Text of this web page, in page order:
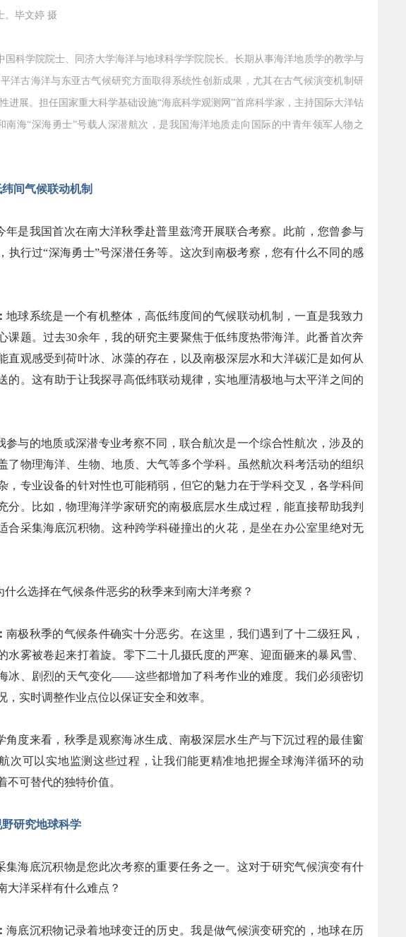
毕文婷 摄
科学院院士、同济大学海洋与地球科学学院院长。长期从事海洋地质学的教学与
洋古海洋与东亚古气候研究方面取得系统性创新成果，尤其在古气候演变机制研
进展。担任国家重大科学基础设施“海底科学观测网”首席科学家，主持国际大洋钻
南海“深海勇士”号载人深潜航次，是我国海洋地质走向国际的中青年领军人物之
间气候联动机制
年是我国首次在南大洋秋季赴普里兹湾开展联合考察。此前，您曾参与
执行过“深海勇士”号深潜任务等。这次到南极考察，您有什么不同的感
地球系统是一个有机整体，高低纬度间的气候联动机制，一直是我致力
课题。过去30余年，我的研究主要聚焦于低纬度热带海洋。此番首次奔
直观感受到荷叶冰、冰藻的存在，以及南极深层水和大洋碳汇是如何从
的。这有助于让我探寻高低纬联动规律，实地厘清极地与太平洋之间的
参与的地质或深潜专业考察不同，联合航次是一个综合性航次，涉及的
了物理海洋、生物、地质、大气等多个学科。虽然航次科考活动的组织
，专业设备的针对性也可能稍弱，但它的魅力在于学科交叉，各学科间
分。比如，物理海洋学家研究的南极底层水生成过程，能直接帮助我判
合采集海底沉积物。这种跨学科碰撞出的火花，是坐在办公室里绝对无
什么选择在气候条件恶劣的秋季来到南大洋考察？
南极秋季的气候条件确实十分恶劣。在这里，我们遇到了十二级狂风，
水雾被卷起来打着旋。零下二十几摄氏度的严寒、迎面砸来的暴风雪、
冰、剧烈的天气变化——这些都增加了科考作业的难度。我们必须密切
，实时调整作业点位以保证安全和效率。
角度来看，秋季是观察海冰生成、南极深层水生产与下沉过程的最佳窗
次可以实地监测这些过程，让我们能更精准地把握全球海洋循环的动
不可替代的独特价值。
研究地球科学
集海底沉积物是您此次考察的重要任务之一。这对于研究气候演变有什
大洋采样有什么难点？
海底沉积物记录着地球变迁的历史。我是做气候演变研究的，地球在历